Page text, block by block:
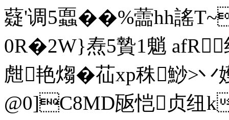
薿'调5蠠� �%蘦hh謠
0R�2W}焘5贄1魈 
甝艳煼�苮xp秼鯋>
@0]C8MD瓪恺贞